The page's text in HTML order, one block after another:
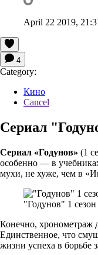
April 22 2019,
4
Category:
Кино
Cancel
Сериал
Сериал «Годунов» (1
особенно — в
мухи, не хуже, чем в
"Годунов" 1
Конечно, хронометраж
Единственное, что
жизни успеха в борьбе